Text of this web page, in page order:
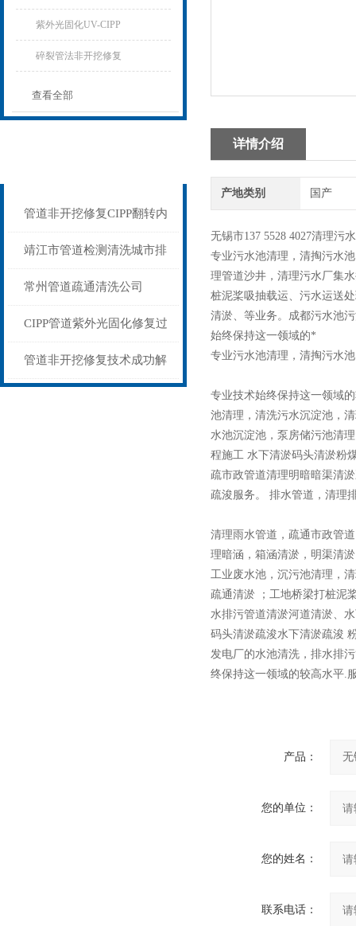
紫外光固化UV-CIPP
碎裂管法非开挖修复
查看全部
管道非开挖修复CIPP翻转内
衬法
靖江市管道检测清洗城市排
水系统疏通清淤
常州管道疏通清洗公司
【【市政污水管道清淤】】
CIPP管道紫外光固化修复过
程
管道非开挖修复技术成功解
详情介绍
产地类别 国产
无锡市137 5528 4027清理污
专业污水池清理，清掏污水
理管道沙井，清理污水厂集
桩泥桨吸抽载运、污水运送
清淤、等业务。成都污水池
始终保持这一领域的*
专业污水池清理，清掏污水
专业技术始终保持这一领域
池清理，清洗污水沉淀池，
水池沉淀池，泵房储污池清
程施工 水下清淤码头清淤粉
疏市政管道清理明暗暗渠清
疏浚服务。 排水管道，清理
清理雨水管道，疏通市政管
理暗涵，箱涵清淤，明渠清
工业废水池，沉污池清理，
疏通清淤 ；工地桥梁打桩泥
水排污管道清淤河道清淤、
码头清淤疏浚水下清淤疏浚
发电厂的水池清洗，排水排
终保持这一领域的较高水平.
产品：
您的单位：
您的姓名：
联系电话：